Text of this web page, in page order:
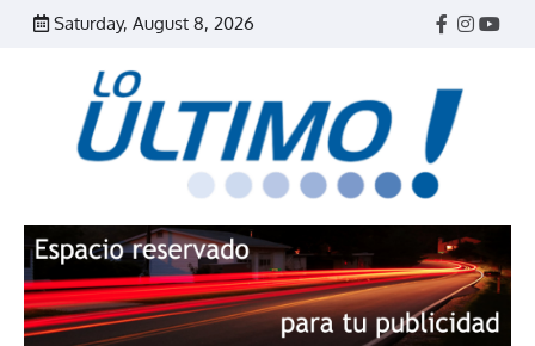
Skip
Saturday, August 8, 2026
Facebook